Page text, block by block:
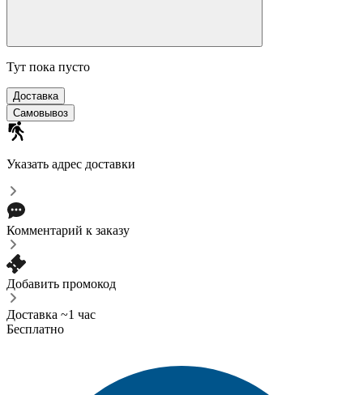
Тут пока пусто
Доставка
Самовывоз
Указать адрес доставки
Комментарий к заказу
Добавить промокод
Доставка ~1 час
Бесплатно